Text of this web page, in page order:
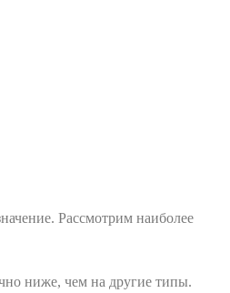
Рассмотрим наиболее
ниже, чем на другие типы.